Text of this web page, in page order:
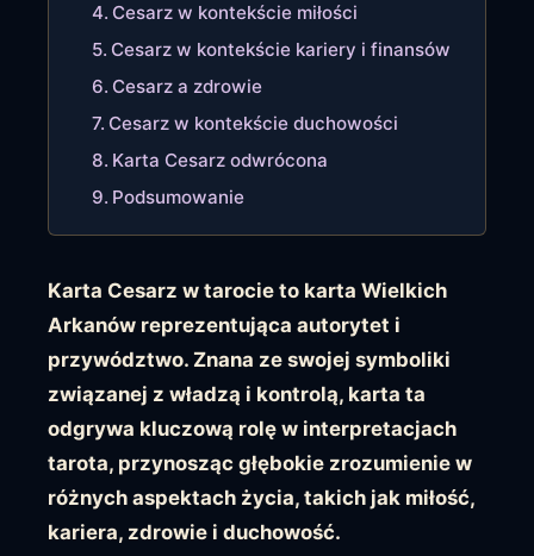
Cesarz w kontekście miłości
Cesarz w kontekście kariery i finansów
Cesarz a zdrowie
Cesarz w kontekście duchowości
Karta Cesarz odwrócona
Podsumowanie
Karta Cesarz w tarocie to karta Wielkich
Arkanów reprezentująca autorytet i
przywództwo. Znana ze swojej symboliki
związanej z władzą i kontrolą, karta ta
odgrywa kluczową rolę w interpretacjach
tarota, przynosząc głębokie zrozumienie w
różnych aspektach życia, takich jak miłość,
kariera, zdrowie i duchowość.